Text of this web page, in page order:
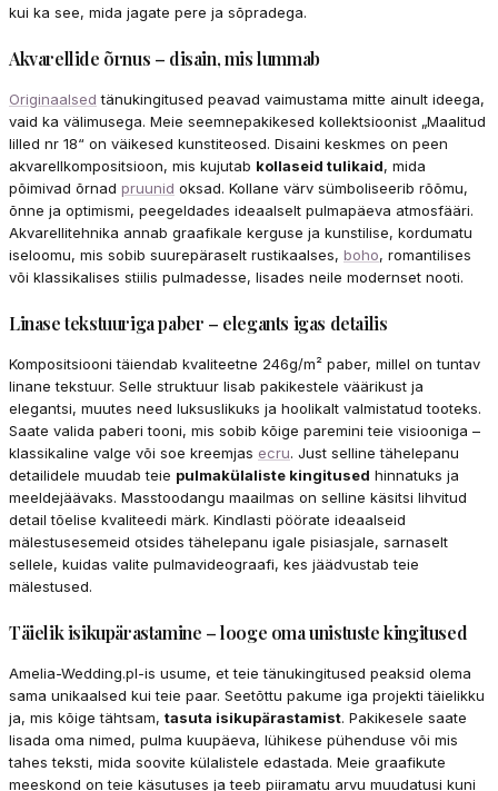
kui ka see, mida jagate pere ja sõpradega.
Akvarellide õrnus – disain, mis lummab
Originaalsed tänukingitused peavad vaimustama mitte ainult ideega,
vaid ka välimusega. Meie seemnepakikesed kollektsioonist „Maalitud
lilled nr 18“ on väikesed kunstiteosed. Disaini keskmes on peen
akvarellkompositsioon, mis kujutab kollaseid tulikaid, mida
põimivad õrnad pruunid oksad. Kollane värv sümboliseerib rõõmu,
õnne ja optimismi, peegeldades ideaalselt pulmapäeva atmosfääri.
Akvarellitehnika annab graafikale kerguse ja kunstilise, kordumatu
iseloomu, mis sobib suurepäraselt rustikaalses, boho, romantilises
või klassikalises stiilis pulmadesse, lisades neile modernset nooti.
Linase tekstuuriga paber – elegants igas detailis
Kompositsiooni täiendab kvaliteetne 246g/m² paber, millel on tuntav
linane tekstuur. Selle struktuur lisab pakikestele väärikust ja
elegantsi, muutes need luksuslikuks ja hoolikalt valmistatud tooteks.
Saate valida paberi tooni, mis sobib kõige paremini teie visiooniga –
klassikaline valge või soe kreemjas ecru. Just selline tähelepanu
detailidele muudab teie pulmakülaliste kingitused hinnatuks ja
meeldejäävaks. Masstoodangu maailmas on selline käsitsi lihvitud
detail tõelise kvaliteedi märk. Kindlasti pöörate ideaalseid
mälestusesemeid otsides tähelepanu igale pisiasjale, sarnaselt
sellele, kuidas valite pulmavideograafi, kes jäädvustab teie
mälestused.
Täielik isikupärastamine – looge oma unistuste kingitused
Amelia-Wedding.pl-is usume, et teie tänukingitused peaksid olema
sama unikaalsed kui teie paar. Seetõttu pakume iga projekti täielikku
ja, mis kõige tähtsam, tasuta isikupärastamist. Pakikesele saate
lisada oma nimed, pulma kuupäeva, lühikese pühenduse või mis
tahes teksti, mida soovite külalistele edastada. Meie graafikute
meeskond on teie käsutuses ja teeb piiramatu arvu muudatusi kuni